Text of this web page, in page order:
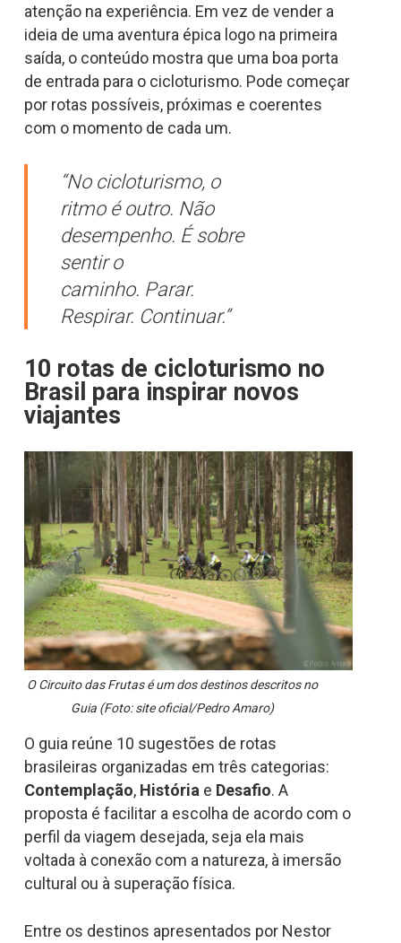
atenção na experiência. Em vez de vender a
ideia de uma aventura épica logo na primeira
saída, o conteúdo mostra que uma boa porta
de entrada para o cicloturismo. Pode começar
por rotas possíveis, próximas e coerentes
com o momento de cada um.
“No cicloturismo, o
ritmo é outro. Não
desempenho. É sobre
sentir o
caminho. Parar.
Respirar. Continuar.”
10 rotas de cicloturismo no
Brasil para inspirar novos
viajantes
O Circuito das Frutas é um dos destinos descritos no
Guia (Foto: site oficial/Pedro Amaro)
O guia reúne 10 sugestões de rotas
brasileiras organizadas em três categorias:
Contemplação, História e Desafio. A
proposta é facilitar a escolha de acordo com o
perfil da viagem desejada, seja ela mais
voltada à conexão com a natureza, à imersão
cultural ou à superação física.
Entre os destinos apresentados por Nestor